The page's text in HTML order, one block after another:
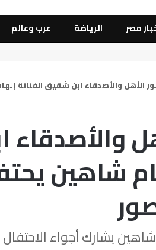
مصر الرياضة عرب وعالم
الأهل والأصدقاء ابن شقيق الفنانة
شاهين
يشارك أجواء